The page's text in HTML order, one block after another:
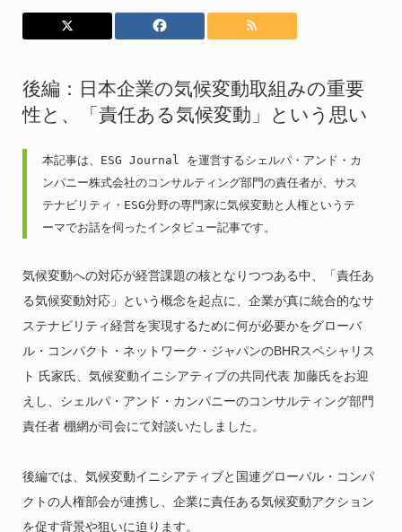
後編：日本企業の気候変動取組みの重要
性と、「責任ある気候変動」という思い
本記事は、ESG Journal を運営するシェルパ・アンド・カ
ンパニー株式会社のコンサルティング部門の責任者が、サス
テナビリティ・ESG分野の専門家に気候変動と人権というテ
ーマでお話を伺ったインタビュー記事です。
気候変動への対応が経営課題の核となりつつある中、「責任あ
る気候変動対応」という概念を起点に、企業が真に統合的なサ
ステナビリティ経営を実現するために何が必要かをグローバ
ル・コンパクト・ネットワーク・ジャパンのBHRスペシャリス
ト 氏家氏、気候変動イニシアティブの共同代表 加藤氏をお迎
えし、シェルパ・アンド・カンパニーのコンサルティング部門
責任者 棚網が司会にて対談いたしました。
後編では、気候変動イニシアティブと国連グローバル・コンパ
クトの人権部会が連携し、企業に責任ある気候変動アクション
を促す背景や狙いに迫ります。